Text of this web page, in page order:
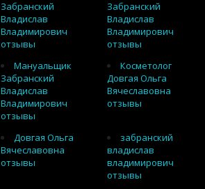
Забранский
Владислав
Владимирович
отзывы
Забранский
Владислав
Владимирович
отзывы
Мануальщик
Забранский
Владислав
Владимирович
отзывы
Косметолог
Довгая Ольга
Вячеславовна
отзывы
Довгая Ольга
Вячеславовна
отзывы
забранский
владислав
владимирович
отзывы